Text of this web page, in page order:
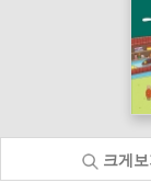
크게보